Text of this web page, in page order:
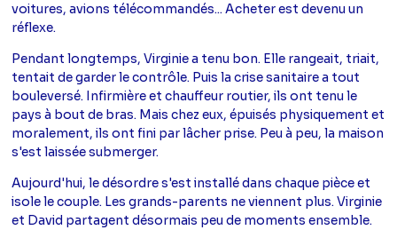
voitures, avions télécommandés... Acheter est devenu un
réflexe.
Pendant longtemps, Virginie a tenu bon. Elle rangeait, triait,
tentait de garder le contrôle. Puis la crise sanitaire a tout
bouleversé. Infirmière et chauffeur routier, ils ont tenu le
pays à bout de bras. Mais chez eux, épuisés physiquement et
moralement, ils ont fini par lâcher prise. Peu à peu, la maison
s'est laissée submerger.
Aujourd'hui, le désordre s'est installé dans chaque pièce et
isole le couple. Les grands-parents ne viennent plus. Virginie
et David partagent désormais peu de moments ensemble.